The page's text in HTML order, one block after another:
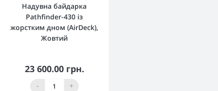
Надувна байдарка
Pathfinder-430 із
жорстким дном (AirDeck),
Жовтий
23 600.00 грн.
- +